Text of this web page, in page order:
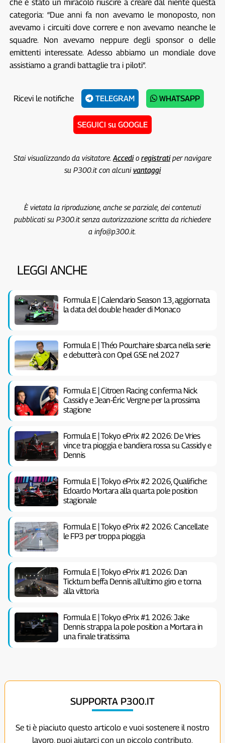
che è stato un miracolo riuscire a creare dal niente questa
categoria: “Due anni fa non avevamo le monoposto, non
avevamo i circuiti dove correre e non avevamo neanche le
squadre. Non avevamo neppure degli sponsor o delle
emittenti interessate. Adesso abbiamo un mondiale dove
assistiamo a grandi battaglie tra i piloti”.
Ricevi le notifiche TELEGRAM WHATSAPP
SEGUICI su GOOGLE
Stai visualizzando da visitatore. Accedio registratiper navigare
su P300.it con alcunivantaggi
È vietata la riproduzione, anche se parziale, dei contenuti
pubblicati su P300.it senza autorizzazione scritta da richiedere
a info@p300.it.
LEGGI ANCHE
Formula E | Calendario Season 13, aggiornata
la data del double header di Monaco
Formula E | Théo Pourchaire sbarca nella serie
e debutterà con Opel GSE nel 2027
Formula E | Citroen Racing conferma Nick
Cassidy e Jean-Éric Vergne per la prossima
stagione
Formula E | Tokyo ePrix #2 2026: De Vries
vince tra pioggia e bandiera rossa su Cassidy e
Dennis
Formula E | Tokyo ePrix #2 2026, Qualifiche:
Edoardo Mortara alla quarta pole position
stagionale
Formula E | Tokyo ePrix #2 2026: Cancellate
le FP3 per troppa pioggia
Formula E | Tokyo ePrix #1 2026: Dan
Ticktum beffa Dennis all’ultimo giro e torna
alla vittoria
Formula E | Tokyo ePrix #1 2026: Jake
Dennis strappa la pole position a Mortara in
una finale tiratissima
SUPPORTA P300.IT
Se ti è piaciuto questo articolo e vuoi sostenere il nostro
lavoro, puoi aiutarci con un piccolo contributo.